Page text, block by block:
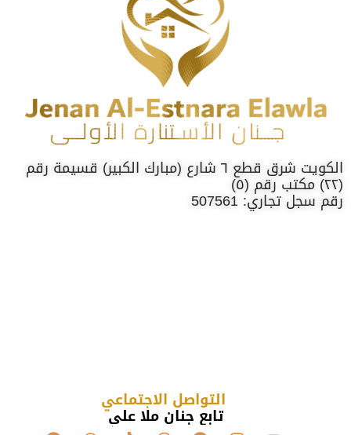
الكويت شرق قطع ٦ شارع (مبارك الكبير) قسيمة رقم
(٢٢) مكتب رقم (٥)
رقم سجل تجاري: 507561
التواصل الاجتماعي
تابع جنان ملا علي